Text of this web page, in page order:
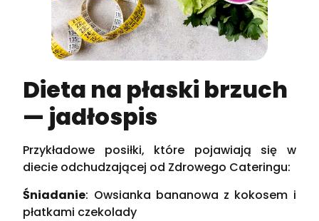
Dieta na płaski brzuch
— jadłospis
Przykładowe posiłki, które pojawiają się w
diecie odchudzającej od Zdrowego Cateringu:
Śniadanie: Owsianka bananowa z kokosem i
płatkami czekolady